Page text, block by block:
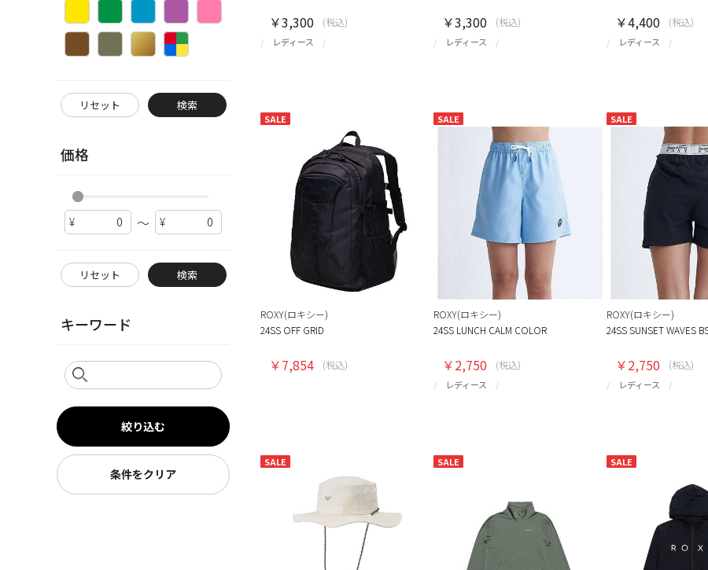
リセット 検索
価格
～
リセット 検索
キーワード
絞り込む
条件をクリア
レディース
￥3,300 (税込)
レディース
￥3,300 (税込)
レディース
￥4,400 (税込)
SALE
ROXY(ロキシー)
24SS OFF GRID
￥7,854 (税込)
SALE
ROXY(ロキシー)
24SS LUNCH CALM COLOR
レディース
￥2,750 (税込)
SALE
ROXY(ロキシー)
24SS SUNSET WAVES
レディース
￥2,750 (税込)
SALE SALE SALE